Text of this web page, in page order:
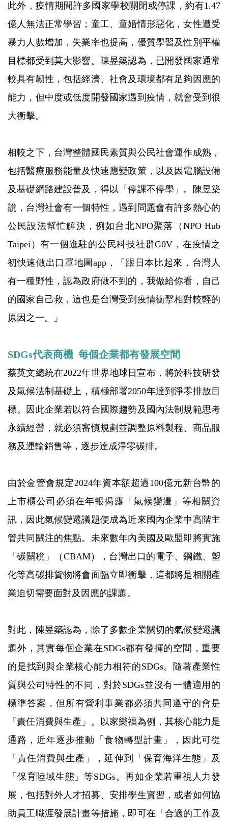
此外，疫情期間許多國家學校關閉或停課，約有1.47
億人無法正常學習；童工、童婚情形惡化，女性遭受
暴力人數增加，失業率也提高，優質學習及性別平權
目標都受到莫大影響。陳昱築認為，已開發國家通常
較具有韌性，包括經濟、社會及環境都有足夠因應的
能力，但中度或低度開發國家遇到疫情，就會受到很
大衝擊。
相較之下，台灣整體國民素質與公民社會運作成熟，
包括醫療服務能量及快速應變政策，以及因電腦設備
及基礎網路建設普及，得以「停課不停學」。陳昱築
說，台灣社會有一個特性，遇到問題會有許多熱心的
公民設法幫忙解決，例如台北NPO聚落（NPO Hub
Taipei）有一個進駐的公民科技社群G0V，在疫情之
初快速做出口罩地圖app，「跟日本比起來，台灣人
有一種野性，認為政府做不到的，我做給你看，自己
的國家自己救，這也是台灣受到疫情衝擊相對較輕的
原因之一。」
SDGs代表商機 每個企業都有發展空間
蔡英文總統在2022年世界地球日宣布，將於科技研發
及氣候法制基礎上，積極部署2050年達到淨零排放目
標。因此企業若以符合國際趨勢及國內法制規範思考
永續經營，就必須審慎規劃並調整原料製程、商品服
務及運輸銷售等，逐步達成淨零碳排。
由於金管會規定2024年資本額超過100億元新台幣的
上市櫃公司必須在年報揭露「氣候變遷」等相關資
訊，因此氣候變遷議題便成為近來國內企業中高階主
管共同關注的焦點。未來數年內美國及歐盟即將實施
「碳關稅」（CBAM），台灣出口的電子、鋼鐵、塑
化等高碳排貨物將會面臨立即衝擊，這都將是相關產
業迫切需要面對及因應的課題。
對此，陳昱築認為，除了多數企業關切的氣候變遷議
題外，其實每個企業在SDGs都有發揮的空間，重要
的是找到與企業核心能力相符的SDGs。隨著產業性
質與公司特性的不同，對於SDGs並沒有一體適用的
標準答案，但所有營利事業都必須共同遵守的會是
「責任消費與生產」。以家樂福為例，其核心能力是
通路，近年逐步推動「食物轉型計畫」，因此可從
「責任消費與生產」，延伸到「保育海洋生態」及
「保育陸域生態」等SDGs。再如企業若重視人力發
展，包括對外人才招募、安排學生實習，或者如何協
助員工職涯發展計畫等措施，即可在「合適的工作及